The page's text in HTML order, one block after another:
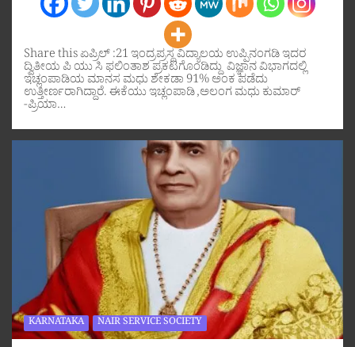
Share this ಏಪ್ರಿಲ್ :21 ಇಂದ್ರಪ್ರಸ್ಥ ವಿದ್ಯಾಲಯ ಉಪ್ಪಿನಂಗಡಿ ಇದರ
ದ್ವಿತೀಯ ಪಿ ಯು ಸಿ ಫಲಿಂತಾಶ ಪ್ರಕಟಗೊಂಡಿದ್ದು ವಿಜ್ಞಾನ ವಿಭಾಗದಲ್ಲಿ
ಇಚ್ಲಂಪಾಡಿಯ ಮಾನಸ ಮಧು ಶೇಕಡಾ 91% ಅಂಕ ಪಡೆದು
ಉತ್ತೀರ್ಣರಾಗಿದ್ದಾರೆ. ಈಕೆಯು ಇಚ್ಲಂಪಾಡಿ ,ಅಲಂಗ ಮಧು ಕುಮಾರ್
-ಪ್ರಿಯಾ…
KARNATAKA NAIR SERVICE SOCIETY